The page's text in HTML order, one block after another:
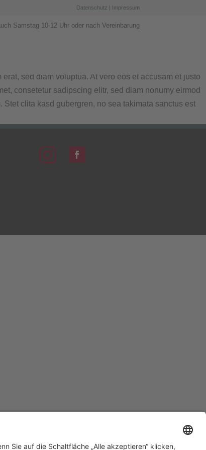
Datenschutz | Impressum
Samstag 10-12 Uhr oder nach Vereinbarung
sed diam voluptua. At vero eos et accusam et justo
consetetur sadipscing elitr, sed diam nonumy eirmod
clita kasd gubergren, no sea takimata sanctus est